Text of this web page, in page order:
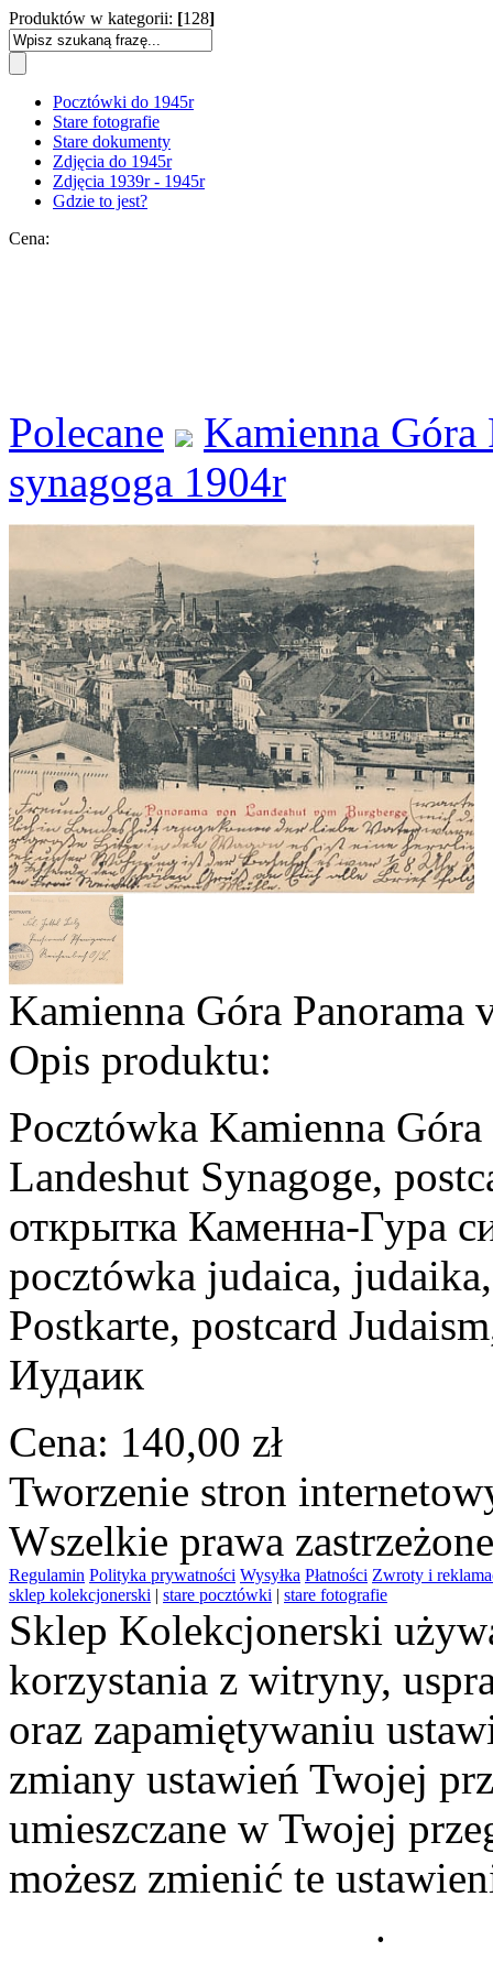
Produktów w kategorii: [128]
Pocztówki do 1945r
Stare fotografie
Stare dokumenty
Zdjęcia do 1945r
Zdjęcia 1939r - 1945r
Gdzie to jest?
Cena:
Polecane
Kamienna Góra
synagoga 1904r
Kamienna Góra Panorama
Opis produktu:
Pocztówka Kamienna
Landeshut Synagoge,
открытка Каменна-Гура
pocztówka judaica,
Postkarte, postcard
Иудаик
Cena: 140,00 zł
Tworzenie stron
Wszelkie prawa
Regulamin Polityka prywatności Wysyłka Płatności Zwroty i
sklep kolekcjonerski | stare pocztówki | stare fotografie
Sklep Kolekcjonerski
korzystania z witryny,
oraz zapamiętywaniu
zmiany ustawień Twojej
umieszczane w Twojej
możesz zmienić te
.